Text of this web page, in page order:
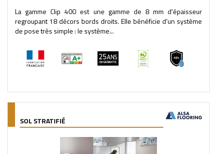
La gamme Clip 400 est une gamme de 8 mm d'épaisseur
regroupant 18 décors bords droits. Elle bénéficie d'un système
de pose très simple : le système...
SOL STRATIFIÉ